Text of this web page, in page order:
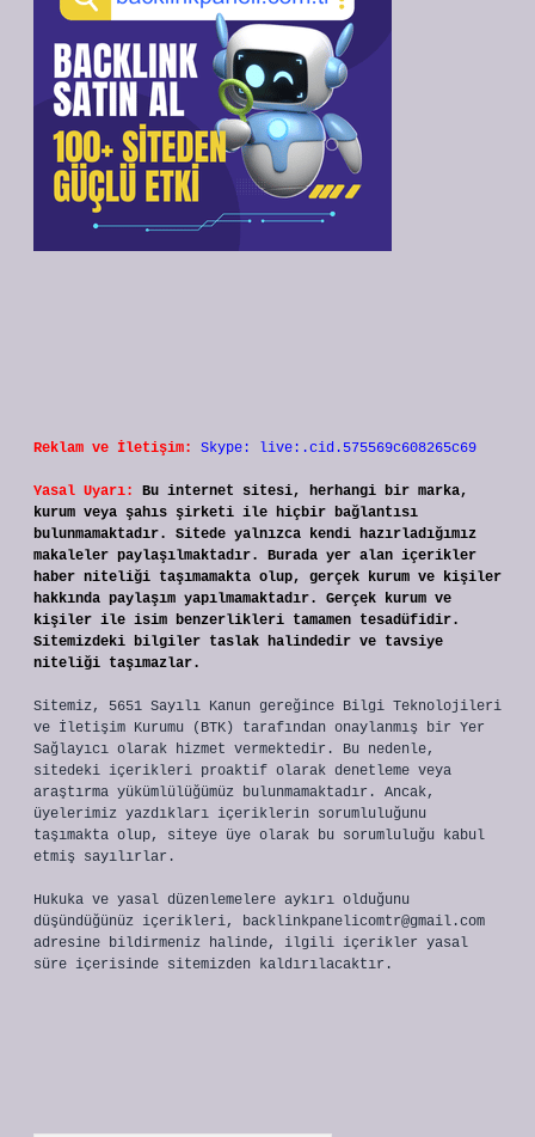
Reklam ve İletişim: Skype: live:.cid.575569c608265c69
Yasal Uyarı:
Bu internet sitesi, herhangi bir marka,
kurum veya şahıs şirketi ile hiçbir bağlantısı
bulunmamaktadır. Sitede yalnızca kendi hazırladığımız
makaleler paylaşılmaktadır. Burada yer alan içerikler
haber niteliği taşımamakta olup, gerçek kurum ve kişiler
hakkında paylaşım yapılmamaktadır. Gerçek kurum ve
kişiler ile isim benzerlikleri tamamen tesadüfidir.
Sitemizdeki bilgiler taslak halindedir ve tavsiye
niteliği taşımazlar.
Sitemiz, 5651 Sayılı Kanun gereğince Bilgi Teknolojileri
ve İletişim Kurumu (BTK) tarafından onaylanmış bir Yer
Sağlayıcı olarak hizmet vermektedir. Bu nedenle,
sitedeki içerikleri proaktif olarak denetleme veya
araştırma yükümlülüğümüz bulunmamaktadır. Ancak,
üyelerimiz yazdıkları içeriklerin sorumluluğunu
taşımakta olup, siteye üye olarak bu sorumluluğu kabul
etmiş sayılırlar.
Hukuka ve yasal düzenlemelere aykırı olduğunu
düşündüğünüz içerikleri, backlinkpanelicomtr@gmail.com
adresine bildirmeniz halinde, ilgili içerikler yasal
süre içerisinde sitemizden kaldırılacaktır.